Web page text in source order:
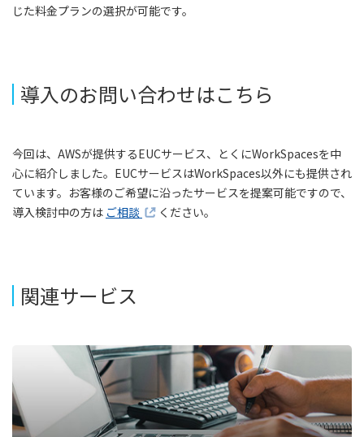
じた料金プランの選択が可能です。
導入のお問い合わせはこちら
今回は、AWSが提供するEUCサービス、とくにWorkSpacesを中
心に紹介しました。EUCサービスはWorkSpaces以外にも提供され
ています。お客様のご希望に沿ったサービスを提案可能ですので、
導入検討中の方は ご相談 ください。
関連サービス